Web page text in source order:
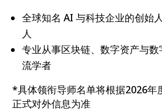
全球知名 AI 与科技企业的创始
人
专业从事区块链、数字资产与
流学者
*具体领衔导师名单将根据2026年
正式对外信息为准